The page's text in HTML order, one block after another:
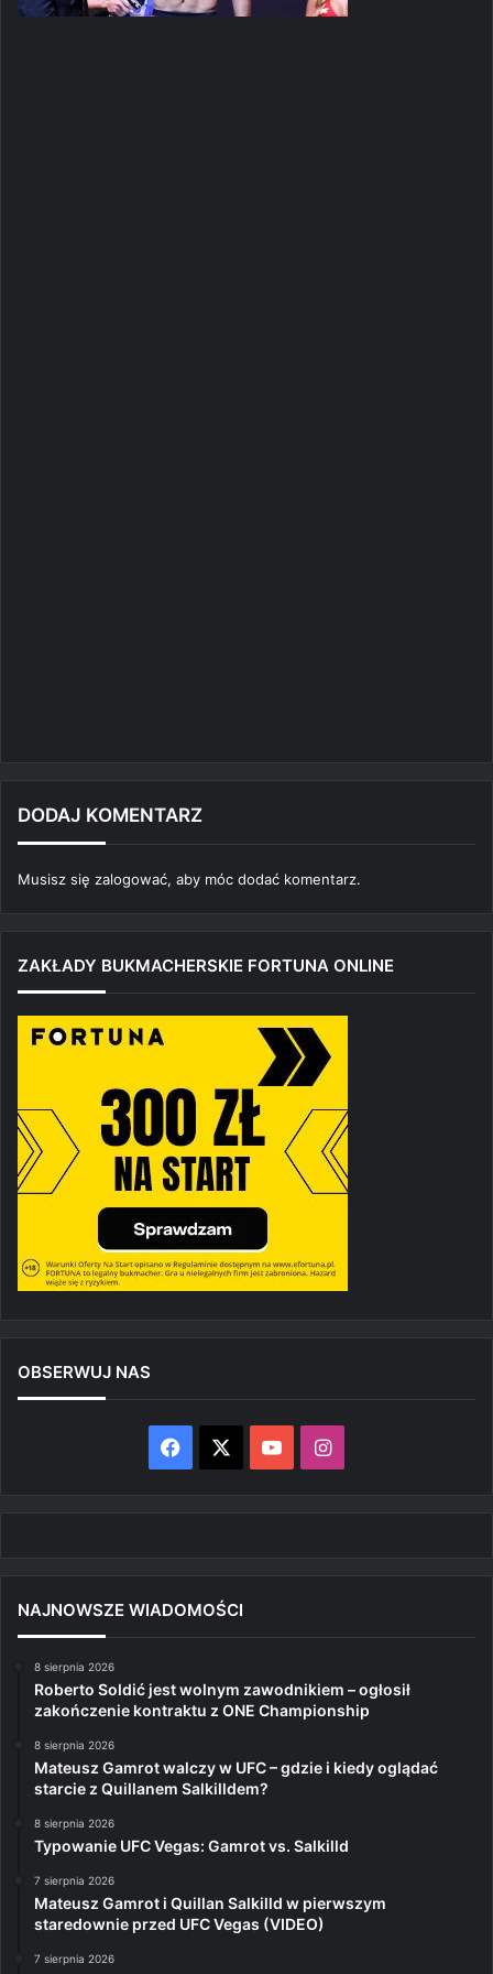
DODAJ KOMENTARZ
Musisz się zalogować, aby móc dodać komentarz.
ZAKŁADY BUKMACHERSKIE FORTUNA ONLINE
OBSERWUJ NAS
Facebook YouTubeInstagram
NAJNOWSZE WIADOMOŚCI
8 sierpnia 2026
Roberto Soldić jest wolnym zawodnikiem – ogłosił
zakończenie kontraktu z ONE Championship
8 sierpnia 2026
Mateusz Gamrot walczy w UFC – gdzie i kiedy oglądać
starcie z Quillanem Salkilldem?
8 sierpnia 2026
Typowanie UFC Vegas: Gamrot vs. Salkilld
7 sierpnia 2026
Mateusz Gamrot i Quillan Salkilld w pierwszym
staredownie przed UFC Vegas (VIDEO)
7 sierpnia 2026